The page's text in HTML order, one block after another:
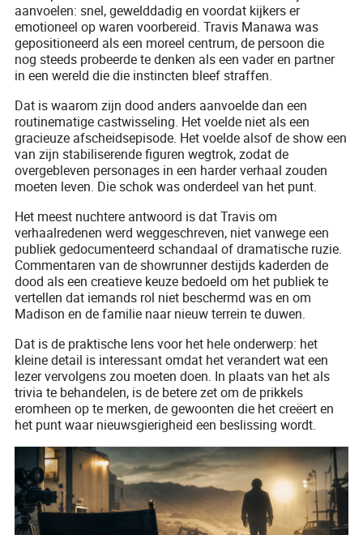
aanvoelen: snel, gewelddadig en voordat kijkers er
emotioneel op waren voorbereid. Travis Manawa was
gepositioneerd als een moreel centrum, de persoon die
nog steeds probeerde te denken als een vader en partner
in een wereld die die instincten bleef straffen.
Dat is waarom zijn dood anders aanvoelde dan een
routinematige castwisseling. Het voelde niet als een
gracieuze afscheidsepisode. Het voelde alsof de show een
van zijn stabiliserende figuren wegtrok, zodat de
overgebleven personages in een harder verhaal zouden
moeten leven. Die schok was onderdeel van het punt.
Het meest nuchtere antwoord is dat Travis om
verhaalredenen werd weggeschreven, niet vanwege een
publiek gedocumenteerd schandaal of dramatische ruzie.
Commentaren van de showrunner destijds kaderden de
dood als een creatieve keuze bedoeld om het publiek te
vertellen dat iemands rol niet beschermd was en om
Madison en de familie naar nieuw terrein te duwen.
Dat is de praktische lens voor het hele onderwerp: het
kleine detail is interessant omdat het verandert wat een
lezer vervolgens zou moeten doen. In plaats van het als
trivia te behandelen, is de betere zet om de prikkels
eromheen op te merken, de gewoonten die het creëert en
het punt waar nieuwsgierigheid een beslissing wordt.